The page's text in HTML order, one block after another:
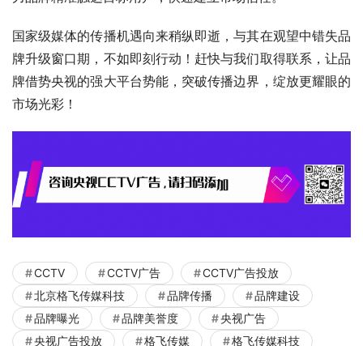
国家级媒体的传播机遇向来稍纵即逝，与其在观望中错失品
牌升级窗口期，不如即刻行动！赶快与我们取得联系，让品
牌借势央视的强大平台势能，突破传播边界，绽放更耀眼的
市场光彩！​
CCTV CCTV广告
CCTV广告投放
北京格飞传媒科技
品牌传播
品牌建设
品牌曝光
品牌美誉度
央视广告
央视广告投放
格飞传媒 格飞传媒科技